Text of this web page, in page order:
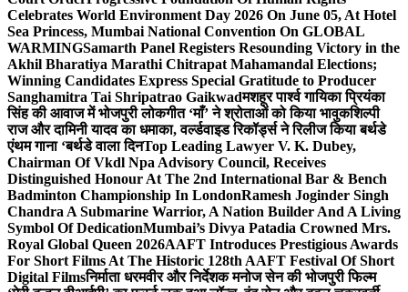
Celebrates World Environment Day 2026 On June 05, At Hotel
Sea Princess, Mumbai National Convention On GLOBAL
WARMINGSamarth Panel Registers Resounding Victory in the
Akhil Bharatiya Marathi Chitrapat Mahamandal Elections;
Winning Candidates Express Special Gratitude to Producer
Sanghamitra Tai Shripatrao Gaikwadमशहूर पार्श्व गायिका प्रियंका
सिंह की आवाज में भोजपुरी लोकगीत ‘माँ’ ने श्रोताओं को किया भावुकशिल्पी
राज और दामिनी यादव का धमाका, वर्ल्डवाइड रिकॉर्ड्स ने रिलीज किया बर्थडे
एंथम गाना ‘बर्थडे वाला दिनTop Leading Lawyer V. K. Dubey,
Chairman Of Vkdl Npa Advisory Council, Receives
Distinguished Honour At The 2nd International Bar & Bench
Badminton Championship In LondonRamesh Joginder Singh
Chandra A Submarine Warrior, A Nation Builder And A Living
Symbol Of DedicationMumbai’s Divya Patadia Crowned Mrs.
Royal Global Queen 2026AAFT Introduces Prestigious Awards
For Short Films At The Historic 128th AAFT Festival Of Short
Digital Filmsनिर्माता धरमवीर और निर्देशक मनोज सेन की भोजपुरी फिल्म